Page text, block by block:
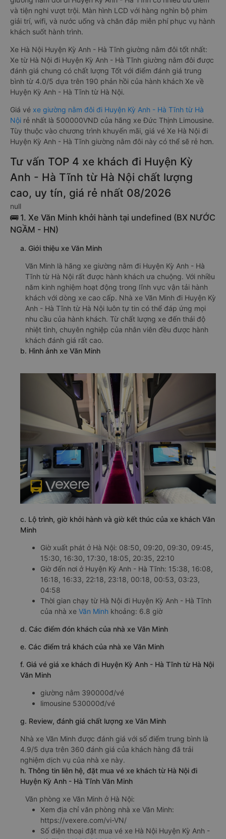
và tiện nghi vượt trội. Màn hình LCD với hàng nghìn bộ phim
giải trí, wifi, và nước uống và chăn đắp miễn phí phục vụ hành
khách suốt hành trình.
Xe Hà Nội Huyện Kỳ Anh - Hà Tĩnh giường nằm đôi tốt nhất:
Xe từ Hà Nội đi Huyện Kỳ Anh - Hà Tĩnh giường nằm đôi được
đánh giá chung có chất lượng Tốt với điểm đánh giá trung
bình từ 4.0/5 dựa trên 190 phản hồi của hành khách Xe về
Huyện Kỳ Anh - Hà Tĩnh từ Hà Nội.
Giá vé xe giường nằm đôi đi Huyện Kỳ Anh - Hà Tĩnh từ Hà
Nội rẻ nhất là 500000VND của hãng xe Đức Thịnh Limousine.
Tùy thuộc vào chương trình khuyến mãi, giá vé Xe Hà Nội đi
Huyện Kỳ Anh - Hà Tĩnh giường nằm đôi này có thể sẽ rẻ hơn.
Tư vấn TOP 4 xe khách đi Huyện Kỳ
Anh - Hà Tĩnh từ Hà Nội chất lượng
cao, uy tín, giá rẻ nhất 08/2026
null
🚌 1. Xe Văn Minh khởi hành tại undefined (BX NƯỚC
NGẦM - HN)
a. Giới thiệu xe Văn Minh
Văn Minh là hãng xe giường nằm đi Huyện Kỳ Anh - Hà
Tĩnh từ Hà Nội rất được hành khách ưa chuộng. Với nhiều
năm kinh nghiệm hoạt động trong lĩnh vực vận tải hành
khách với dòng xe cao cấp. Nhà xe Văn Minh đi Huyện Kỳ
Anh - Hà Tĩnh từ Hà Nội luôn tự tin có thể đáp ứng mọi
nhu cầu của hành khách. Từ chất lượng xe đến thái độ
nhiệt tình, chuyên nghiệp của nhân viên đều được hành
khách đánh giá rất cao.
b. Hình ảnh xe Văn Minh
c. Lộ trình, giờ khởi hành và giờ kết thúc của xe khách Văn
Minh
Giờ xuất phát ở Hà Nội: 08:50, 09:20, 09:30, 09:45,
15:30, 16:30, 17:30, 18:05, 20:35, 22:10
Giờ đến nơi ở Huyện Kỳ Anh - Hà Tĩnh: 15:38, 16:08,
16:18, 16:33, 22:18, 23:18, 00:18, 00:53, 03:23,
04:58
Thời gian chạy từ Hà Nội đi Huyện Kỳ Anh - Hà Tĩnh
của nhà xe Văn Minh khoảng: 6.8 giờ
d. Các điểm đón khách của nhà xe Văn Minh
e. Các điểm trả khách của nhà xe Văn Minh
f. Giá vé giá xe khách đi Huyện Kỳ Anh - Hà Tĩnh từ Hà Nội
Văn Minh
giường nằm 390000đ/vé
limousine 530000đ/vé
g. Review, đánh giá chất lượng xe Văn Minh
Nhà xe Văn Minh được đánh giá với số điểm trung bình là
4.9/5 dựa trên 360 đánh giá của khách hàng đã trải
nghiệm dịch vụ của nhà xe này.
h. Thông tin liên hệ, đặt mua vé xe khách từ Hà Nội đi
Huyện Kỳ Anh - Hà Tĩnh Văn Minh
Văn phòng xe Văn Minh ở Hà Nội:
Xem địa chỉ văn phòng nhà xe Văn Minh:
https://vexere.com/vi-VN/
Số điện thoại đặt mua vé xe Hà Nội Huyện Kỳ Anh -